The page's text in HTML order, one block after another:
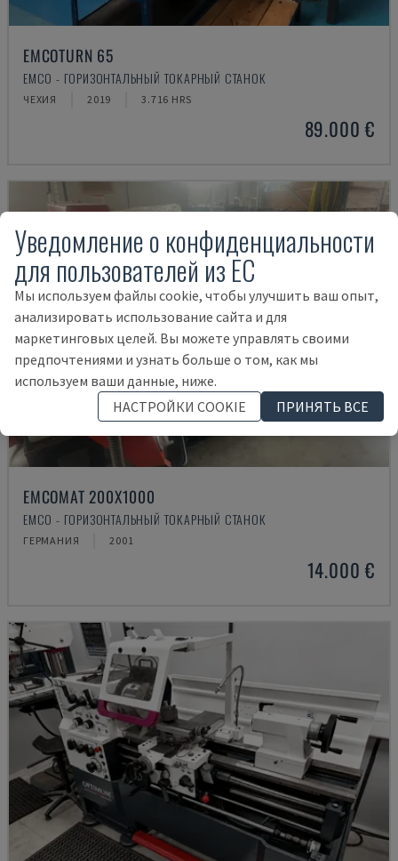
EMCOTURN 65
EMCO - ГОРИЗОНТАЛЬНЫЙ ТОКАРНЫЙ СТАНОК
ЧЕХИЯ 2019 3.716 HRS
89.000 €
EMCOMAT 200X1000
EMCO - ГОРИЗОНТАЛЬНЫЙ ТОКАРНЫЙ СТАНОК
ГЕРМАНИЯ 2001
14.000 €
Уведомление о конфиденциальности
для пользователей из ЕС
Мы используем файлы cookie, чтобы улучшить ваш опыт,
анализировать использование сайта и для
маркетинговых целей. Вы можете управлять своими
предпочтениями и узнать больше о том, как мы
используем ваши данные, ниже.
НАСТРОЙКИ COOKIE
ПРИНЯТЬ ВСЕ